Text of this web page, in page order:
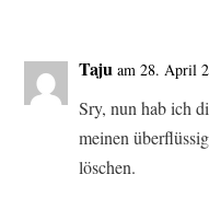
Taju am 28. April
Sry, nun hab ich
meinen
löschen.